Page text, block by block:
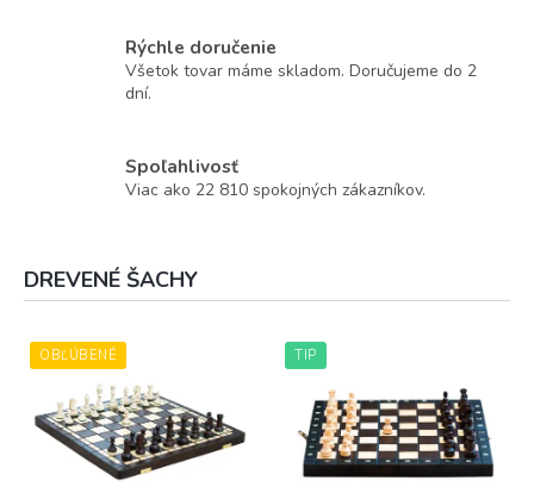
Rýchle doručenie
Všetok tovar máme skladom. Doručujeme do 2
dní.
Spoľahlivosť
Viac ako 22 810 spokojných zákazníkov.
DREVENÉ ŠACHY
OBĽÚBENÉ TIP